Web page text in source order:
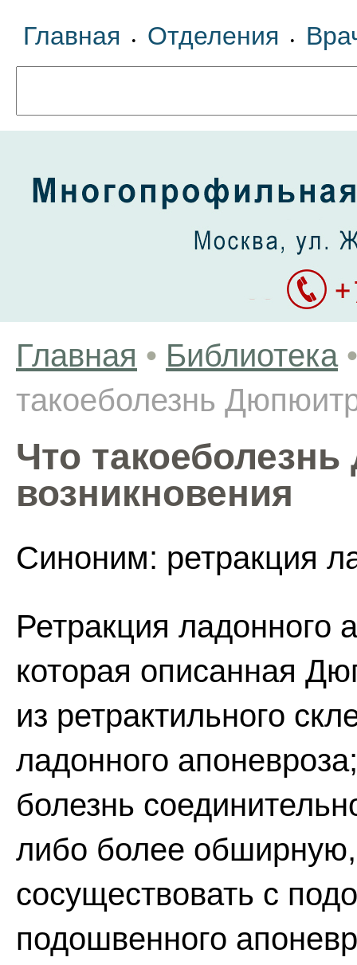
Главная • Отделения •
Главная • Библиотека •
такоеболезнь
Что
возникновения
Синоним: ретракция
Ретракция ладонного
которая описанная
из ретрактильного
ладонного
болезнь
либо более
сосуществовать с
подошвенного